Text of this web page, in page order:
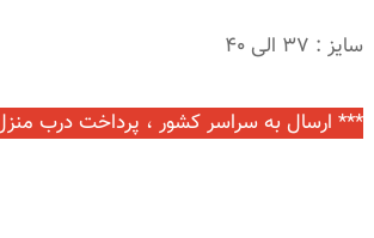
سایز : 37 الی 40
*** ارسال به سراسر کشور ، پرداخت درب